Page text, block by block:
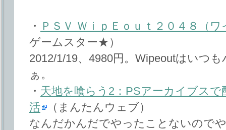
・ ＰＳＶ ＷｉｐＥｏｕｔ２０４８（
ゲームスター★）
2012/1/19、4980円。Wipeoutはいつ
ぁ。
・ 天地を喰らう2：PSアーカイブス
活
（まんたんウェブ）
なんだかんだでやったことないので